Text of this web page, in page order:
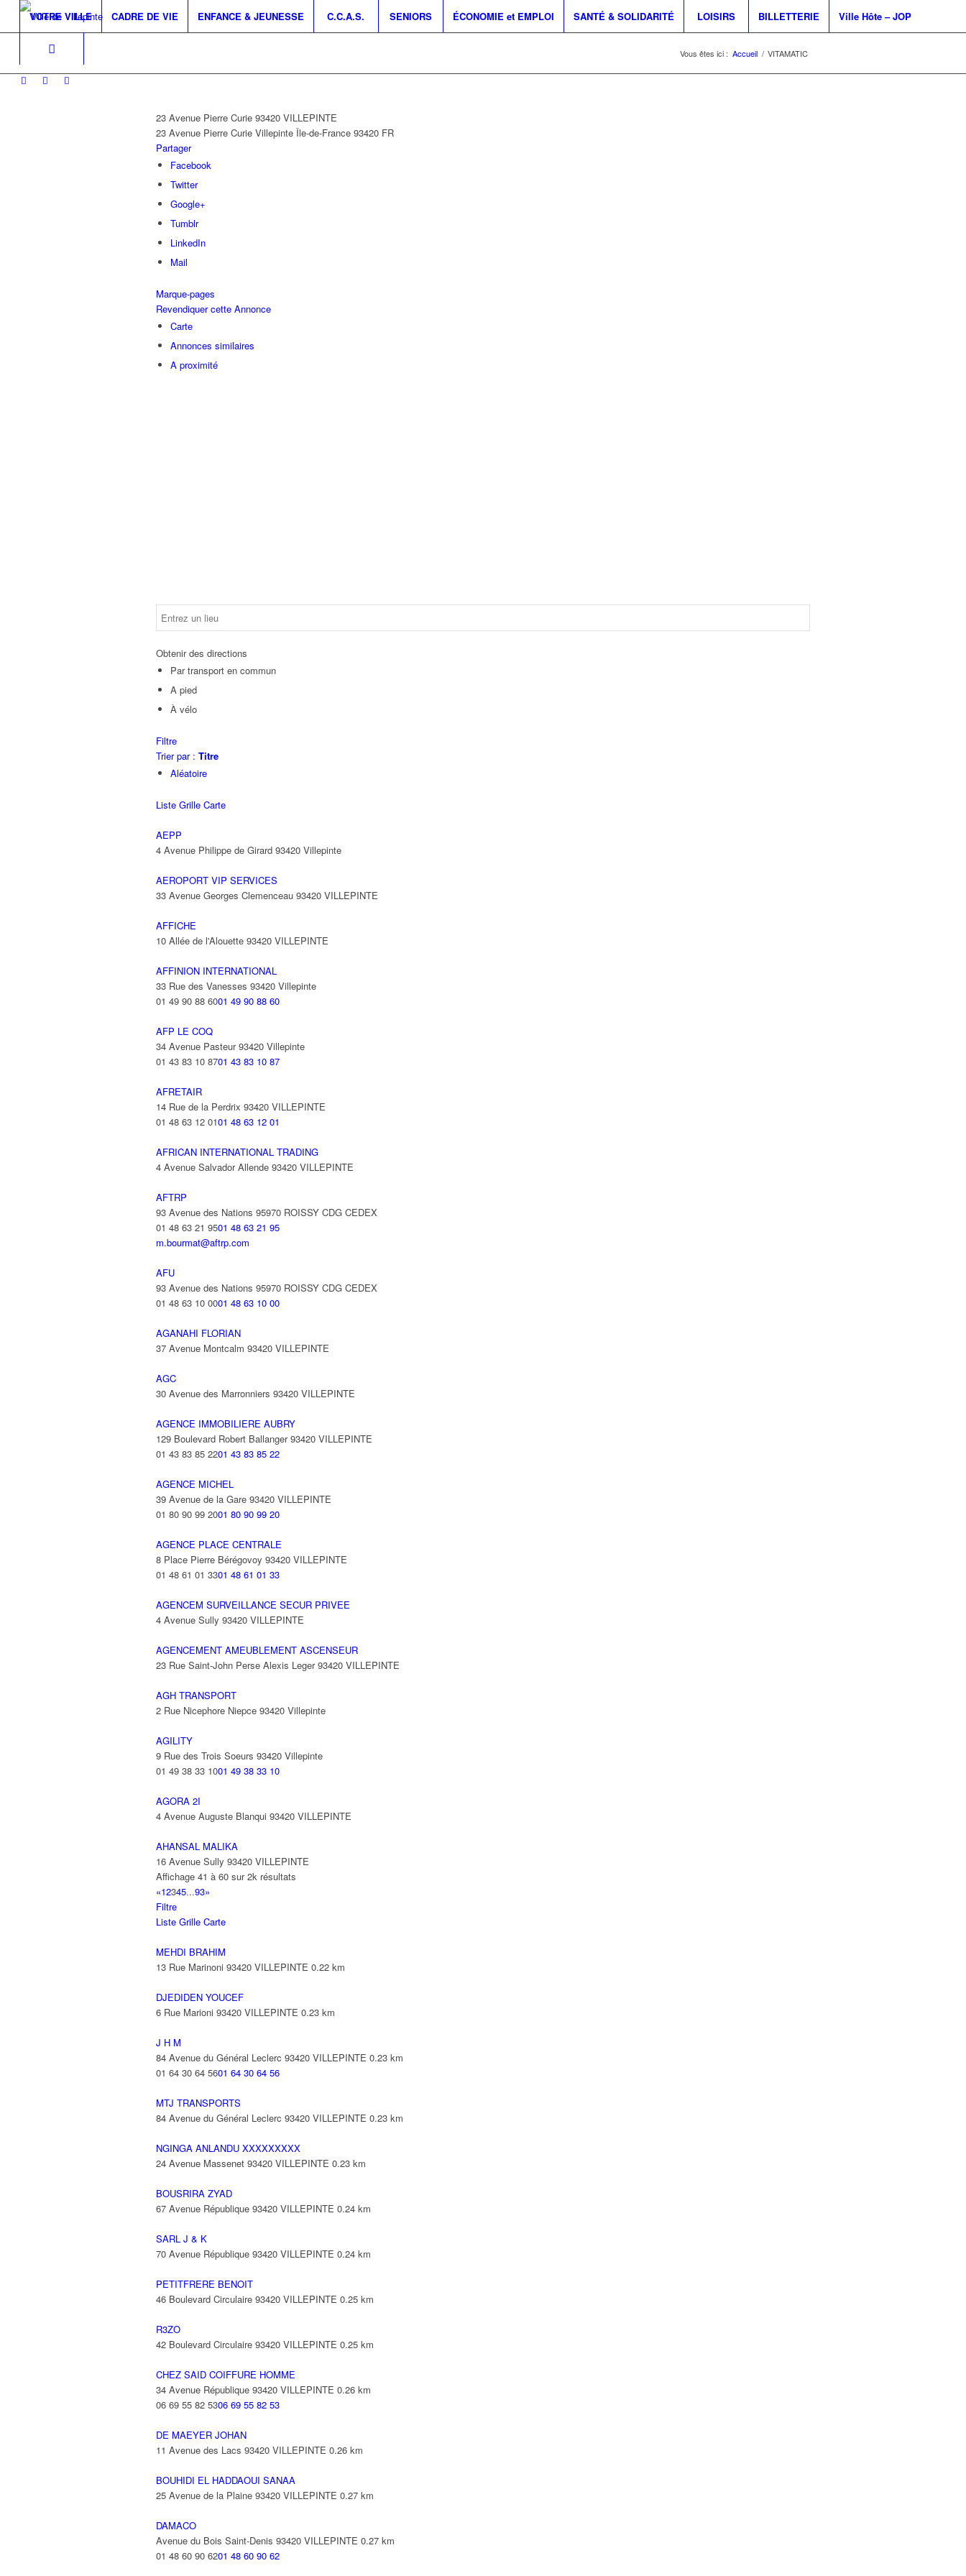
VOTRE VILLE CADRE DE VIE ENFANCE & JEUNESSE C.C.A.S. SENIORS ÉCONOMIE et EMPLOI SANTÉ & SOLIDARITÉ LOISIRS BILLETTERIE Ville Hôte – JOP
Vous êtes ici : Accueil / VITAMATIC
23 Avenue Pierre Curie 93420 VILLEPINTE
23 Avenue Pierre Curie Villepinte Île-de-France 93420 FR
Partager
Facebook
Twitter
Google+
Tumblr
LinkedIn
Mail
Marque-pages
Revendiquer cette Annonce
Carte
Annonces similaires
A proximité
Obtenir des directions
Par transport en commun
A pied
À vélo
Filtre
Trier par : Titre
Aléatoire
Liste Grille Carte
AEPP
4 Avenue Philippe de Girard 93420 Villepinte
AEROPORT VIP SERVICES
33 Avenue Georges Clemenceau 93420 VILLEPINTE
AFFICHE
10 Allée de l'Alouette 93420 VILLEPINTE
AFFINION INTERNATIONAL
33 Rue des Vanesses 93420 Villepinte
01 49 90 88 6001 49 90 88 60
AFP LE COQ
34 Avenue Pasteur 93420 Villepinte
01 43 83 10 8701 43 83 10 87
AFRETAIR
14 Rue de la Perdrix 93420 VILLEPINTE
01 48 63 12 0101 48 63 12 01
AFRICAN INTERNATIONAL TRADING
4 Avenue Salvador Allende 93420 VILLEPINTE
AFTRP
93 Avenue des Nations 95970 ROISSY CDG CEDEX
01 48 63 21 9501 48 63 21 95
m.bourmat@aftrp.com
AFU
93 Avenue des Nations 95970 ROISSY CDG CEDEX
01 48 63 10 0001 48 63 10 00
AGANAHI FLORIAN
37 Avenue Montcalm 93420 VILLEPINTE
AGC
30 Avenue des Marronniers 93420 VILLEPINTE
AGENCE IMMOBILIERE AUBRY
129 Boulevard Robert Ballanger 93420 VILLEPINTE
01 43 83 85 2201 43 83 85 22
AGENCE MICHEL
39 Avenue de la Gare 93420 VILLEPINTE
01 80 90 99 2001 80 90 99 20
AGENCE PLACE CENTRALE
8 Place Pierre Bérégovoy 93420 VILLEPINTE
01 48 61 01 3301 48 61 01 33
AGENCEM SURVEILLANCE SECUR PRIVEE
4 Avenue Sully 93420 VILLEPINTE
AGENCEMENT AMEUBLEMENT ASCENSEUR
23 Rue Saint-John Perse Alexis Leger 93420 VILLEPINTE
AGH TRANSPORT
2 Rue Nicephore Niepce 93420 Villepinte
AGILITY
9 Rue des Trois Soeurs 93420 Villepinte
01 49 38 33 1001 49 38 33 10
AGORA 2I
4 Avenue Auguste Blanqui 93420 VILLEPINTE
AHANSAL MALIKA
16 Avenue Sully 93420 VILLEPINTE
Affichage 41 à 60 sur 2k résultats
«12345...93»
Filtre
Liste Grille Carte
MEHDI BRAHIM
13 Rue Marinoni 93420 VILLEPINTE 0.22 km
DJEDIDEN YOUCEF
6 Rue Marioni 93420 VILLEPINTE 0.23 km
J H M
84 Avenue du Général Leclerc 93420 VILLEPINTE 0.23 km
01 64 30 64 5601 64 30 64 56
MTJ TRANSPORTS
84 Avenue du Général Leclerc 93420 VILLEPINTE 0.23 km
NGINGA ANLANDU XXXXXXXXX
24 Avenue Massenet 93420 VILLEPINTE 0.23 km
BOUSRIRA ZYAD
67 Avenue République 93420 VILLEPINTE 0.24 km
SARL J & K
70 Avenue République 93420 VILLEPINTE 0.24 km
PETITFRERE BENOIT
46 Boulevard Circulaire 93420 VILLEPINTE 0.25 km
R3ZO
42 Boulevard Circulaire 93420 VILLEPINTE 0.25 km
CHEZ SAID COIFFURE HOMME
34 Avenue République 93420 VILLEPINTE 0.26 km
06 69 55 82 5306 69 55 82 53
DE MAEYER JOHAN
11 Avenue des Lacs 93420 VILLEPINTE 0.26 km
BOUHIDI EL HADDAOUI SANAA
25 Avenue de la Plaine 93420 VILLEPINTE 0.27 km
DAMACO
Avenue du Bois Saint-Denis 93420 VILLEPINTE 0.27 km
01 48 60 90 6201 48 60 90 62